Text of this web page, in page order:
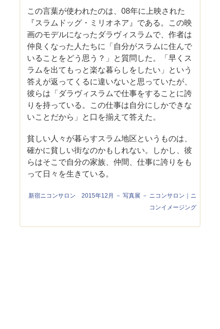
この言葉が使われたのは、08年に上映された
『スラムドッグ・ミリオネア』である。この映
画のモデルになったダラヴィスラムで、作者は
仲良くなった人たちに「自分がスラムに住んで
いることをどう思う？」と質問した。「早くス
ラムを出てもっと楽な暮らしをしたい」という
答えが返ってくるに違いないと思っていたが、
彼らは「ダラヴィスラムで仕事をすることに誇
りを持っている。この仕事は自分にしかできな
いことだから」と口を揃えて答えた。
貧しい人々が暮らすスラム地区というものは、
確かに貧しい街なのかもしれない。しかし、彼
らはそこで自分の家族、仲間、仕事に誇りをも
って日々を生きている。
新宿ニコンサロン 2015年12月 － 写真展 － ニコンサロン｜ニ
コンイメージング